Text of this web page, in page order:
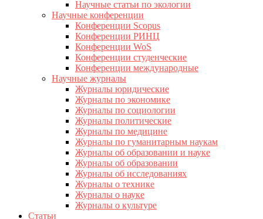
Научные статьи по экологии
Научные конференции
Конференции Scopus
Конференции РИНЦ
Конференции WoS
Конференции студенческие
Конференции международные
Научные журналы
Журналы юридические
Журналы по экономике
Журналы по социологии
Журналы политические
Журналы по медицине
Журналы по гуманитарным наукам
Журналы об образовании и науке
Журналы об образовании
Журналы об исследованиях
Журналы о технике
Журналы о науке
Журналы о культуре
Статьи